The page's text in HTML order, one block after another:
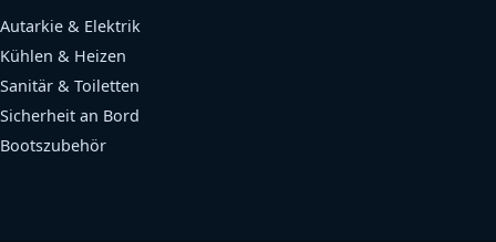
Autarkie & Elektrik
Kühlen & Heizen
Sanitär & Toiletten
Sicherheit an Bord
Bootszubehör